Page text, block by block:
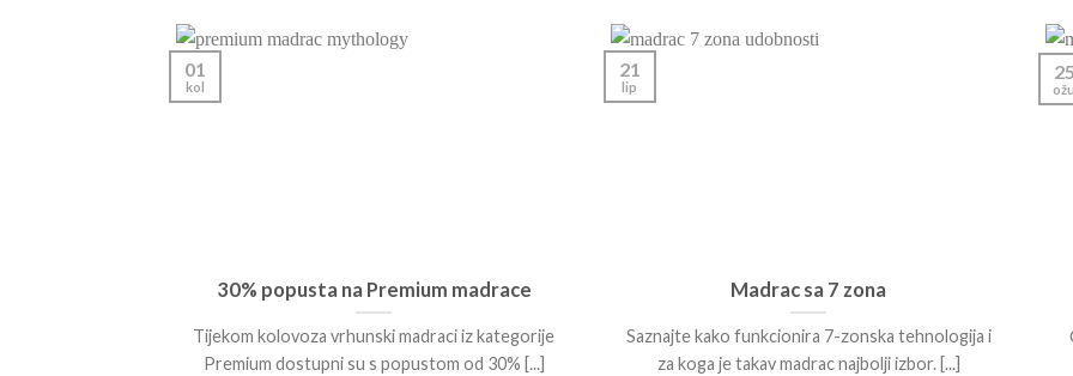
30% popusta na Premium madrace
Tijekom kolovoza vrhunski madraci iz kategorije
Premium dostupni su s popustom od 30% [...]
01
kol
Madrac sa 7 zona
Saznajte kako funkcionira 7-zonska tehnologija i
za koga je takav madrac najbolji izbor. [...]
21
lip
25
ožu